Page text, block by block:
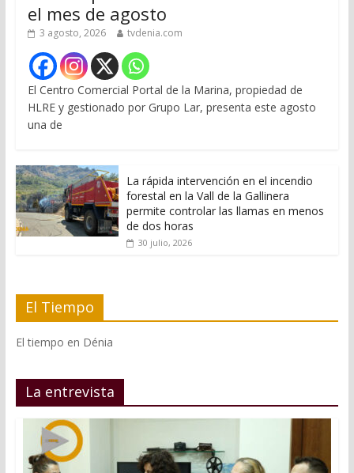
el mes de agosto
3 agosto, 2026 tvdenia.com
El Centro Comercial Portal de la Marina, propiedad de
HLRE y gestionado por Grupo Lar, presenta este agosto
una de
La rápida intervención en el incendio
forestal en la Vall de la Gallinera
permite controlar las llamas en menos
de dos horas
30 julio, 2026
El Tiempo
El tiempo en Dénia
La entrevista